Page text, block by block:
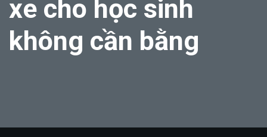
xe cho học sinh
không cần bằng